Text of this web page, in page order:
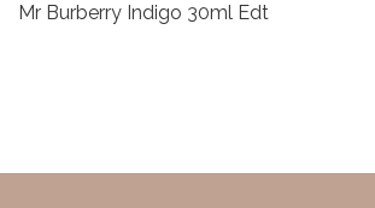
Mr Burberry Indigo 30ml Edt